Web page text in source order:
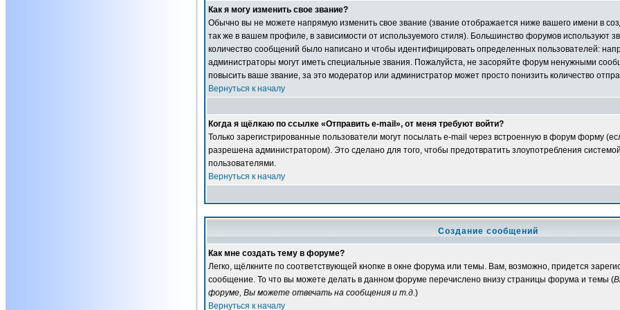
Как я могу изменить свое звание?
Обычно вы не можете напрямую изменить свое звание (звание отображается ниже вашего имени в
так же в вашем профиле, в зависимости от используемого стиля). Большинство форумов используют
количество сообщений было написано и чтобы идентифицировать определенных пользователей:
администраторы могут иметь специальные звания. Пожалуйста, не засоряйте форум ненужными
повысить ваше звание, за это модератор или администратор может просто понизить количество
Вернуться к началу
Когда я щёлкаю по ссылке «Отправить e-mail», от меня требуют войти?
Только зарегистрированные пользователи могут посылать e-mail через встроенную в форум форму
разрешена администратором). Это сделано для того, чтобы предотвратить злоупотребления
пользователями.
Вернуться к началу
Создание сообщений
Как мне создать тему в форуме?
Легко, щёлкните по соответствующей кнопке в окне форума или темы. Вам, возможно, придется
сообщение. То что вы можете делать в данном форуме перечислено внизу страницы форума и темы (
форуме, Вы можете отвечать на сообщения и т.д.)
Вернуться к началу